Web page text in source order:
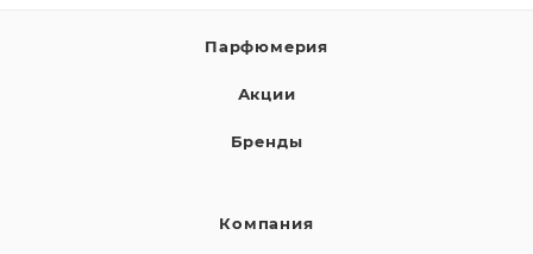
Парфюмерия
Акции
Бренды
Компания